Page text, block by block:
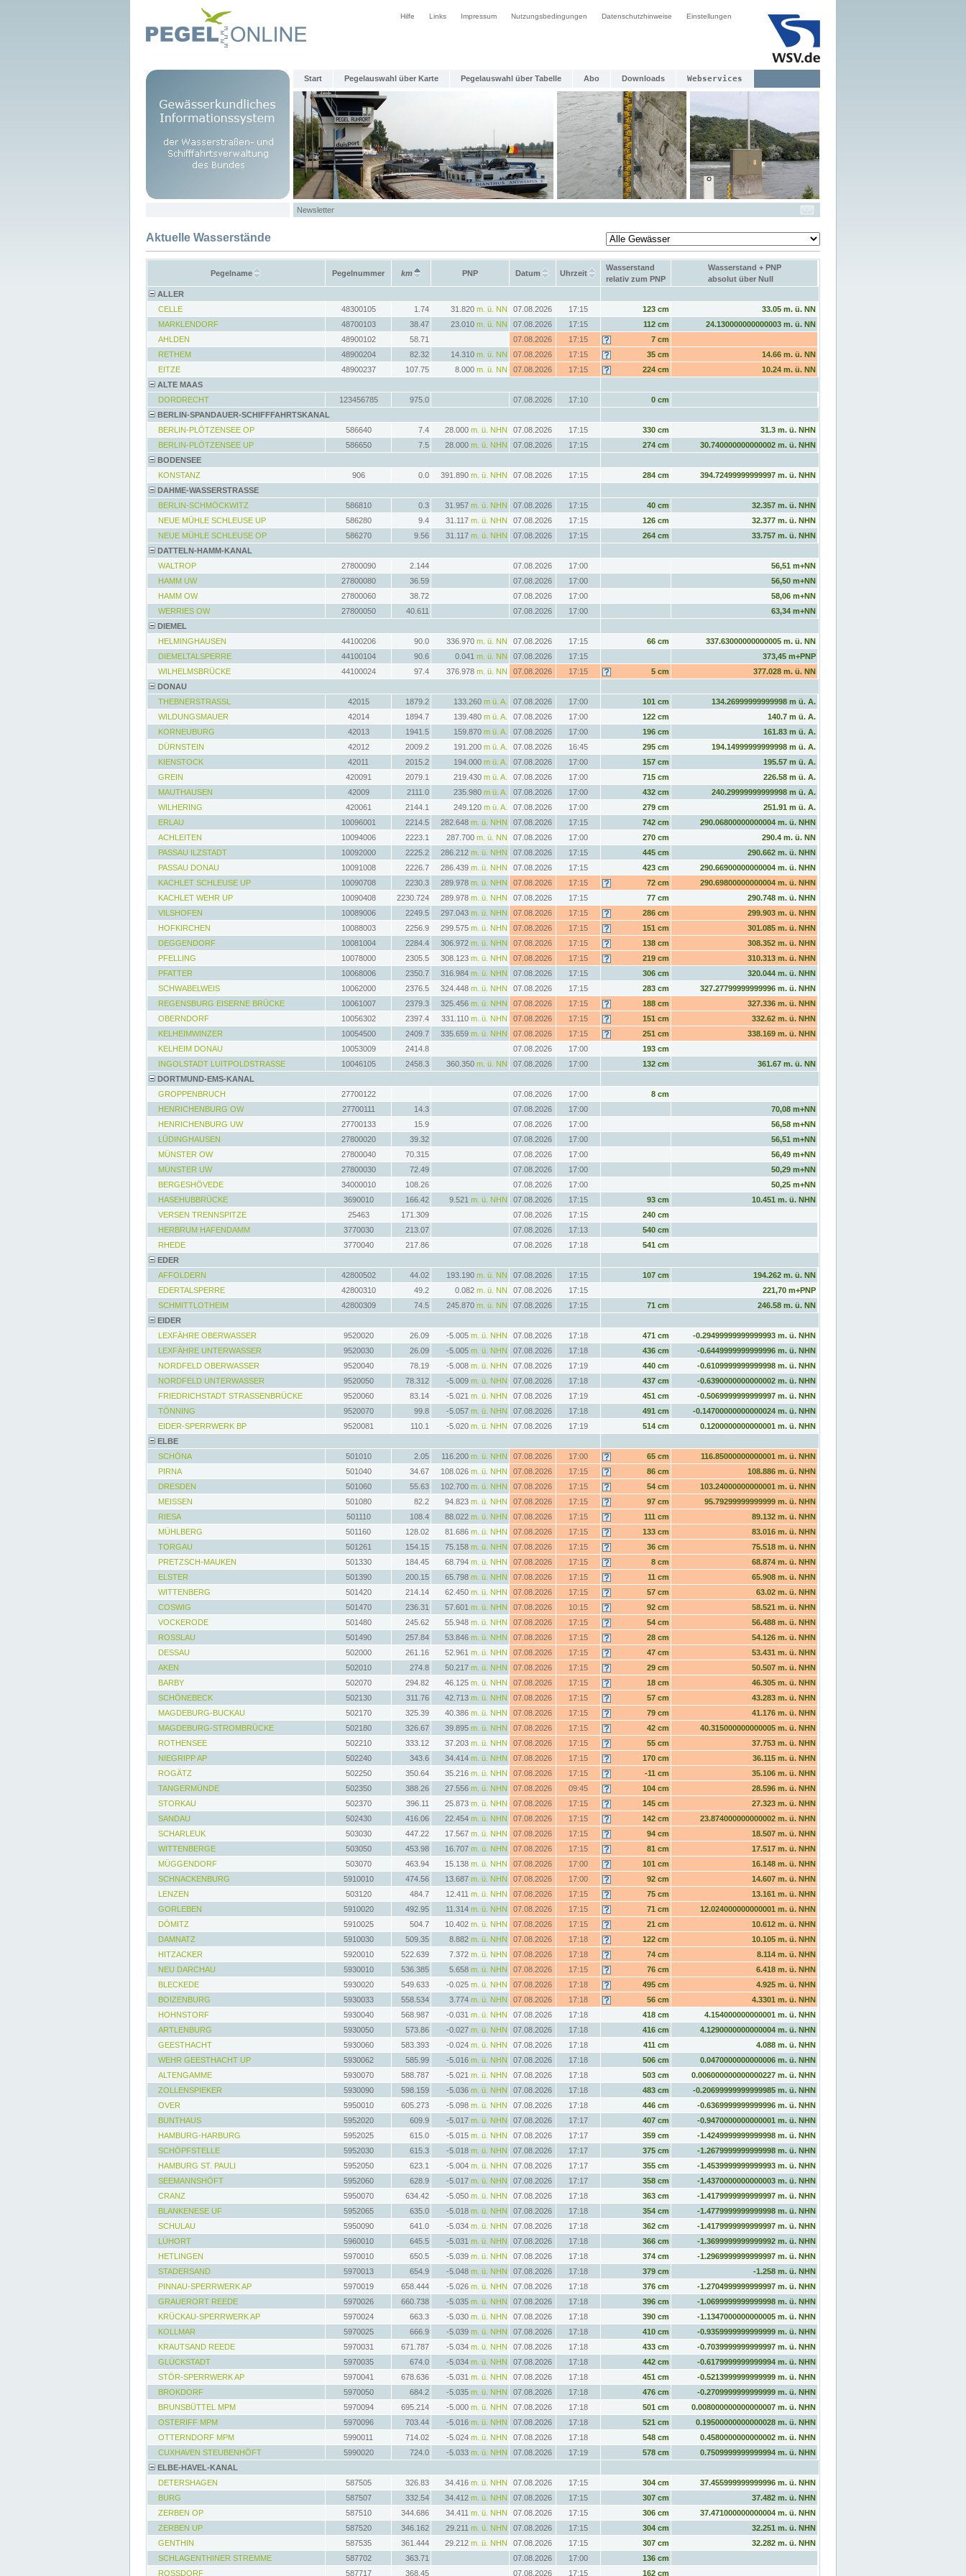
Hilfe Links Impressum Nutzungsbedingungen Datenschutzhinweise Einstellungen
Start Pegelauswahl über Karte Pegelauswahl über Tabelle Abo Downloads Webservices
Newsletter
Aktuelle Wasserstände
Pegelname Pegelnummer km PNP Datum Uhrzeit
Wasserstand
relativ zum PNP
Wasserstand + PNP
absolut über Null
ALLER
CELLE
48300105 1.74 31.820 m. ü. NN 07.08.2026 17:15 123 cm
33.05 m. ü. NN
MARKLENDORF
48700103 38.47 23.010 m. ü. NN 07.08.2026 17:15 112 cm
24.130000000000003 m. ü. NN
AHLDEN
48900102 58.71 07.08.2026 17:15
7 cm
RETHEM
48900204 82.32 14.310 m. ü. NN 07.08.2026 17:15 35 cm
14.66 m. ü. NN
EITZE
48900237 107.75 8.000 m. ü. NN 07.08.2026 17:15 224 cm
10.24 m. ü. NN
ALTE MAAS
DORDRECHT
123456785 975.0 07.08.2026 17:10
0 cm
BERLIN-SPANDAUER-SCHIFFFAHRTSKANAL
BERLIN-PLÖTZENSEE OP
586640 7.4 28.000 m. ü. NHN 07.08.2026 17:15 330 cm
31.3 m. ü. NHN
BERLIN-PLÖTZENSEE UP
586650 7.5 28.000 m. ü. NHN 07.08.2026 17:15 274 cm
30.740000000000002 m. ü. NHN
BODENSEE
KONSTANZ
906 0.0 391.890 m. ü. NHN 07.08.2026 17:15 284 cm
394.72499999999997 m. ü. NHN
DAHME-WASSERSTRASSE
BERLIN-SCHMÖCKWITZ
586810 0.3 31.957 m. ü. NHN 07.08.2026 17:15 40 cm
32.357 m. ü. NHN
NEUE MÜHLE SCHLEUSE UP
586280 9.4 31.117 m. ü. NHN 07.08.2026 17:15 126 cm
32.377 m. ü. NHN
NEUE MÜHLE SCHLEUSE OP
586270 9.56 31.117 m. ü. NHN 07.08.2026 17:15 264 cm
33.757 m. ü. NHN
DATTELN-HAMM-KANAL
WALTROP
27800090 2.144 07.08.2026 17:00
56,51 m+NN
HAMM UW
27800080 36.59 07.08.2026 17:00
56,50 m+NN
HAMM OW
27800060 38.72 07.08.2026 17:00
58,06 m+NN
WERRIES OW
27800050 40.611 07.08.2026 17:00
63,34 m+NN
DIEMEL
HELMINGHAUSEN
44100206 90.0 336.970 m. ü. NN 07.08.2026 17:15 66 cm
337.63000000000005 m. ü. NN
DIEMELTALSPERRE
44100104 90.6 0.041 m. ü. NN 07.08.2026 17:15
373,45 m+PNP
WILHELMSBRÜCKE
44100024 97.4 376.978 m. ü. NN 07.08.2026 17:15 5 cm
377.028 m. ü. NN
DONAU
THEBNERSTRASSL
42015 1879.2 133.260 m ü. A. 07.08.2026 17:00 101 cm
134.26999999999998 m ü. A.
WILDUNGSMAUER
42014 1894.7 139.480 m ü. A. 07.08.2026 17:00 122 cm
140.7 m ü. A.
KORNEUBURG
42013 1941.5 159.870 m ü. A. 07.08.2026 17:00 196 cm
161.83 m ü. A.
DÜRNSTEIN
42012 2009.2 191.200 m ü. A. 07.08.2026 16:45 295 cm
194.14999999999998 m ü. A.
KIENSTOCK
42011 2015.2 194.000 m ü. A. 07.08.2026 17:00 157 cm
195.57 m ü. A.
GREIN
420091 2079.1 219.430 m ü. A. 07.08.2026 17:00 715 cm
226.58 m ü. A.
MAUTHAUSEN
42009 2111.0 235.980 m ü. A. 07.08.2026 17:00 432 cm
240.29999999999998 m ü. A.
WILHERING
420061 2144.1 249.120 m ü. A. 07.08.2026 17:00 279 cm
251.91 m ü. A.
ERLAU
10096001 2214.5 282.648 m. ü. NHN 07.08.2026 17:15 742 cm
290.06800000000004 m. ü. NHN
ACHLEITEN
10094006 2223.1 287.700 m. ü. NN 07.08.2026 17:00 270 cm
290.4 m. ü. NN
PASSAU ILZSTADT
10092000 2225.2 286.212 m. ü. NHN 07.08.2026 17:15 445 cm
290.662 m. ü. NHN
PASSAU DONAU
10091008 2226.7 286.439 m. ü. NHN 07.08.2026 17:15 423 cm
290.66900000000004 m. ü. NHN
KACHLET SCHLEUSE UP
10090708 2230.3 289.978 m. ü. NHN 07.08.2026 17:15 72 cm
290.69800000000004 m. ü. NHN
KACHLET WEHR UP
10090408 2230.724 289.978 m. ü. NHN 07.08.2026 17:15 77 cm
290.748 m. ü. NHN
VILSHOFEN
10089006 2249.5 297.043 m. ü. NHN 07.08.2026 17:15 286 cm
299.903 m. ü. NHN
HOFKIRCHEN
10088003 2256.9 299.575 m. ü. NHN 07.08.2026 17:15 151 cm
301.085 m. ü. NHN
DEGGENDORF
10081004 2284.4 306.972 m. ü. NHN 07.08.2026 17:15 138 cm
308.352 m. ü. NHN
PFELLING
10078000 2305.5 308.123 m. ü. NHN 07.08.2026 17:15 219 cm
310.313 m. ü. NHN
PFATTER
10068006 2350.7 316.984 m. ü. NHN 07.08.2026 17:15 306 cm
320.044 m. ü. NHN
SCHWABELWEIS
10062000 2376.5 324.448 m. ü. NHN 07.08.2026 17:15 283 cm
327.27799999999996 m. ü. NHN
REGENSBURG EISERNE BRÜCKE
10061007 2379.3 325.456 m. ü. NHN 07.08.2026 17:15 188 cm
327.336 m. ü. NHN
OBERNDORF
10056302 2397.4 331.110 m. ü. NHN 07.08.2026 17:15 151 cm
332.62 m. ü. NHN
KELHEIMWINZER
10054500 2409.7 335.659 m. ü. NHN 07.08.2026 17:15 251 cm
338.169 m. ü. NHN
KELHEIM DONAU
10053009 2414.8 07.08.2026 17:00
193 cm
INGOLSTADT LUITPOLDSTRASSE
10046105 2458.3 360.350 m. ü. NN 07.08.2026 17:00 132 cm
361.67 m. ü. NN
DORTMUND-EMS-KANAL
GROPPENBRUCH
27700122 07.08.2026 17:00
8 cm
HENRICHENBURG OW
27700111 14.3 07.08.2026 17:00
70,08 m+NN
HENRICHENBURG UW
27700133 15.9 07.08.2026 17:00
56,58 m+NN
LÜDINGHAUSEN
27800020 39.32 07.08.2026 17:00
56,51 m+NN
MÜNSTER OW
27800040 70.315 07.08.2026 17:00
56,49 m+NN
MÜNSTER UW
27800030 72.49 07.08.2026 17:00
50,29 m+NN
BERGESHÖVEDE
34000010 108.26 07.08.2026 17:00
50,25 m+NN
HASEHUBBRÜCKE
3690010 166.42 9.521 m. ü. NHN 07.08.2026 17:15 93 cm
10.451 m. ü. NHN
VERSEN TRENNSPITZE
25463 171.309 07.08.2026 17:15
240 cm
HERBRUM HAFENDAMM
3770030 213.07 07.08.2026 17:13
540 cm
RHEDE
3770040 217.86 07.08.2026 17:18
541 cm
EDER
AFFOLDERN
42800502 44.02 193.190 m. ü. NN 07.08.2026 17:15 107 cm
194.262 m. ü. NN
EDERTALSPERRE
42800310 49.2 0.082 m. ü. NN 07.08.2026 17:15
221,70 m+PNP
SCHMITTLOTHEIM
42800309 74.5 245.870 m. ü. NN 07.08.2026 17:15 71 cm
246.58 m. ü. NN
EIDER
LEXFÄHRE OBERWASSER
9520020 26.09 -5.005 m. ü. NHN 07.08.2026 17:18 471 cm
-0.29499999999999993 m. ü. NHN
LEXFÄHRE UNTERWASSER
9520030 26.09 -5.005 m. ü. NHN 07.08.2026 17:18 436 cm
-0.6449999999999996 m. ü. NHN
NORDFELD OBERWASSER
9520040 78.19 -5.008 m. ü. NHN 07.08.2026 17:19 440 cm
-0.6109999999999998 m. ü. NHN
NORDFELD UNTERWASSER
9520050 78.312 -5.009 m. ü. NHN 07.08.2026 17:18 437 cm
-0.6390000000000002 m. ü. NHN
FRIEDRICHSTADT STRASSENBRÜCKE
9520060 83.14 -5.021 m. ü. NHN 07.08.2026 17:19 451 cm
-0.5069999999999997 m. ü. NHN
TÖNNING
9520070 99.8 -5.057 m. ü. NHN 07.08.2026 17:18 491 cm
-0.14700000000000024 m. ü. NHN
EIDER-SPERRWERK BP
9520081 110.1 -5.020 m. ü. NHN 07.08.2026 17:19 514 cm
0.1200000000000001 m. ü. NHN
ELBE
SCHÖNA
501010 2.05 116.200 m. ü. NHN 07.08.2026 17:00 65 cm
116.85000000000001 m. ü. NHN
PIRNA
501040 34.67 108.026 m. ü. NHN 07.08.2026 17:15 86 cm
108.886 m. ü. NHN
DRESDEN
501060 55.63 102.700 m. ü. NHN 07.08.2026 17:15 54 cm
103.24000000000001 m. ü. NHN
MEISSEN
501080 82.2 94.823 m. ü. NHN 07.08.2026 17:15 97 cm
95.79299999999999 m. ü. NHN
RIESA
501110 108.4 88.022 m. ü. NHN 07.08.2026 17:15 111 cm
89.132 m. ü. NHN
MÜHLBERG
501160 128.02 81.686 m. ü. NHN 07.08.2026 17:15 133 cm
83.016 m. ü. NHN
TORGAU
501261 154.15 75.158 m. ü. NHN 07.08.2026 17:15 36 cm
75.518 m. ü. NHN
PRETZSCH-MAUKEN
501330 184.45 68.794 m. ü. NHN 07.08.2026 17:15 8 cm
68.874 m. ü. NHN
ELSTER
501390 200.15 65.798 m. ü. NHN 07.08.2026 17:15 11 cm
65.908 m. ü. NHN
WITTENBERG
501420 214.14 62.450 m. ü. NHN 07.08.2026 17:15 57 cm
63.02 m. ü. NHN
COSWIG
501470 236.31 57.601 m. ü. NHN 07.08.2026 10:15 92 cm
58.521 m. ü. NHN
VOCKERODE
501480 245.62 55.948 m. ü. NHN 07.08.2026 17:15 54 cm
56.488 m. ü. NHN
ROSSLAU
501490 257.84 53.846 m. ü. NHN 07.08.2026 17:15 28 cm
54.126 m. ü. NHN
DESSAU
502000 261.16 52.961 m. ü. NHN 07.08.2026 17:15 47 cm
53.431 m. ü. NHN
AKEN
502010 274.8 50.217 m. ü. NHN 07.08.2026 17:15 29 cm
50.507 m. ü. NHN
BARBY
502070 294.82 46.125 m. ü. NHN 07.08.2026 17:15 18 cm
46.305 m. ü. NHN
SCHÖNEBECK
502130 311.76 42.713 m. ü. NHN 07.08.2026 17:15 57 cm
43.283 m. ü. NHN
MAGDEBURG-BUCKAU
502170 325.39 40.386 m. ü. NHN 07.08.2026 17:15 79 cm
41.176 m. ü. NHN
MAGDEBURG-STROMBRÜCKE
502180 326.67 39.895 m. ü. NHN 07.08.2026 17:15 42 cm
40.315000000000005 m. ü. NHN
ROTHENSEE
502210 333.12 37.203 m. ü. NHN 07.08.2026 17:15 55 cm
37.753 m. ü. NHN
NIEGRIPP AP
502240 343.6 34.414 m. ü. NHN 07.08.2026 17:15 170 cm
36.115 m. ü. NHN
ROGÄTZ
502250 350.64 35.216 m. ü. NHN 07.08.2026 17:15 -11 cm
35.106 m. ü. NHN
TANGERMÜNDE
502350 388.26 27.556 m. ü. NHN 07.08.2026 09:45 104 cm
28.596 m. ü. NHN
STORKAU
502370 396.11 25.873 m. ü. NHN 07.08.2026 17:15 145 cm
27.323 m. ü. NHN
SANDAU
502430 416.06 22.454 m. ü. NHN 07.08.2026 17:15 142 cm
23.874000000000002 m. ü. NHN
SCHARLEUK
503030 447.22 17.567 m. ü. NHN 07.08.2026 17:15 94 cm
18.507 m. ü. NHN
WITTENBERGE
503050 453.98 16.707 m. ü. NHN 07.08.2026 17:15 81 cm
17.517 m. ü. NHN
MÜGGENDORF
503070 463.94 15.138 m. ü. NHN 07.08.2026 17:00 101 cm
16.148 m. ü. NHN
SCHNACKENBURG
5910010 474.56 13.687 m. ü. NHN 07.08.2026 17:00 92 cm
14.607 m. ü. NHN
LENZEN
503120 484.7 12.411 m. ü. NHN 07.08.2026 17:15 75 cm
13.161 m. ü. NHN
GORLEBEN
5910020 492.95 11.314 m. ü. NHN 07.08.2026 17:15 71 cm
12.024000000000001 m. ü. NHN
DÖMITZ
5910025 504.7 10.402 m. ü. NHN 07.08.2026 17:15 21 cm
10.612 m. ü. NHN
DAMNATZ
5910030 509.35 8.882 m. ü. NHN 07.08.2026 17:18 122 cm
10.105 m. ü. NHN
HITZACKER
5920010 522.639 7.372 m. ü. NHN 07.08.2026 17:18 74 cm
8.114 m. ü. NHN
NEU DARCHAU
5930010 536.385 5.658 m. ü. NHN 07.08.2026 17:15 76 cm
6.418 m. ü. NHN
BLECKEDE
5930020 549.633 -0.025 m. ü. NHN 07.08.2026 17:18 495 cm
4.925 m. ü. NHN
BOIZENBURG
5930033 558.534 3.774 m. ü. NHN 07.08.2026 17:18 56 cm
4.3301 m. ü. NHN
HOHNSTORF
5930040 568.987 -0.031 m. ü. NHN 07.08.2026 17:18 418 cm
4.154000000000001 m. ü. NHN
ARTLENBURG
5930050 573.86 -0.027 m. ü. NHN 07.08.2026 17:18 416 cm
4.1290000000000004 m. ü. NHN
GEESTHACHT
5930060 583.393 -0.024 m. ü. NHN 07.08.2026 17:18 411 cm
4.088 m. ü. NHN
WEHR GEESTHACHT UP
5930062 585.99 -5.016 m. ü. NHN 07.08.2026 17:18 506 cm
0.0470000000000006 m. ü. NHN
ALTENGAMME
5930070 588.787 -5.021 m. ü. NHN 07.08.2026 17:18 503 cm
0.006000000000000227 m. ü. NHN
ZOLLENSPIEKER
5930090 598.159 -5.036 m. ü. NHN 07.08.2026 17:18 483 cm
-0.20699999999999985 m. ü. NHN
OVER
5950010 605.273 -5.098 m. ü. NHN 07.08.2026 17:18 446 cm
-0.6369999999999996 m. ü. NHN
BUNTHAUS
5952020 609.9 -5.017 m. ü. NHN 07.08.2026 17:17 407 cm
-0.9470000000000001 m. ü. NHN
HAMBURG-HARBURG
5952025 615.0 -5.015 m. ü. NHN 07.08.2026 17:17 359 cm
-1.4249999999999998 m. ü. NHN
SCHÖPFSTELLE
5952030 615.3 -5.018 m. ü. NHN 07.08.2026 17:17 375 cm
-1.2679999999999998 m. ü. NHN
HAMBURG ST. PAULI
5952050 623.1 -5.004 m. ü. NHN 07.08.2026 17:17 355 cm
-1.4539999999999993 m. ü. NHN
SEEMANNSHÖFT
5952060 628.9 -5.017 m. ü. NHN 07.08.2026 17:17 358 cm
-1.4370000000000003 m. ü. NHN
CRANZ
5950070 634.42 -5.050 m. ü. NHN 07.08.2026 17:18 363 cm
-1.4179999999999997 m. ü. NHN
BLANKENESE UF
5952065 635.0 -5.018 m. ü. NHN 07.08.2026 17:18 354 cm
-1.4779999999999998 m. ü. NHN
SCHULAU
5950090 641.0 -5.034 m. ü. NHN 07.08.2026 17:18 362 cm
-1.4179999999999997 m. ü. NHN
LÜHORT
5960010 645.5 -5.031 m. ü. NHN 07.08.2026 17:18 366 cm
-1.3699999999999992 m. ü. NHN
HETLINGEN
5970010 650.5 -5.039 m. ü. NHN 07.08.2026 17:18 374 cm
-1.2969999999999997 m. ü. NHN
STADERSAND
5970013 654.9 -5.048 m. ü. NHN 07.08.2026 17:18 379 cm
-1.258 m. ü. NHN
PINNAU-SPERRWERK AP
5970019 658.444 -5.026 m. ü. NHN 07.08.2026 17:18 376 cm
-1.2704999999999997 m. ü. NHN
GRAUERORT REEDE
5970026 660.738 -5.035 m. ü. NHN 07.08.2026 17:18 396 cm
-1.0699999999999998 m. ü. NHN
KRÜCKAU-SPERRWERK AP
5970024 663.3 -5.030 m. ü. NHN 07.08.2026 17:18 390 cm
-1.1347000000000005 m. ü. NHN
KOLLMAR
5970025 666.9 -5.039 m. ü. NHN 07.08.2026 17:18 410 cm
-0.9359999999999999 m. ü. NHN
KRAUTSAND REEDE
5970031 671.787 -5.034 m. ü. NHN 07.08.2026 17:18 433 cm
-0.7039999999999997 m. ü. NHN
GLÜCKSTADT
5970035 674.0 -5.034 m. ü. NHN 07.08.2026 17:18 442 cm
-0.6179999999999994 m. ü. NHN
STÖR-SPERRWERK AP
5970041 678.636 -5.031 m. ü. NHN 07.08.2026 17:18 451 cm
-0.5213999999999999 m. ü. NHN
BROKDORF
5970050 684.2 -5.035 m. ü. NHN 07.08.2026 17:18 476 cm
-0.2709999999999999 m. ü. NHN
BRUNSBÜTTEL MPM
5970094 695.214 -5.000 m. ü. NHN 07.08.2026 17:18 501 cm
0.008000000000000007 m. ü. NHN
OSTERIFF MPM
5970096 703.44 -5.016 m. ü. NHN 07.08.2026 17:18 521 cm
0.19500000000000028 m. ü. NHN
OTTERNDORF MPM
5990011 714.02 -5.024 m. ü. NHN 07.08.2026 17:18 548 cm
0.4580000000000002 m. ü. NHN
CUXHAVEN STEUBENHÖFT
5990020 724.0 -5.033 m. ü. NHN 07.08.2026 17:19 578 cm
0.7509999999999994 m. ü. NHN
ELBE-HAVEL-KANAL
DETERSHAGEN
587505 326.83 34.416 m. ü. NHN 07.08.2026 17:15 304 cm
37.455999999999996 m. ü. NHN
BURG
587507 332.54 34.412 m. ü. NHN 07.08.2026 17:15 307 cm
37.482 m. ü. NHN
ZERBEN OP
587510 344.686 34.411 m. ü. NHN 07.08.2026 17:15 306 cm
37.471000000000004 m. ü. NHN
ZERBEN UP
587520 346.162 29.211 m. ü. NHN 07.08.2026 17:15 304 cm
32.251 m. ü. NHN
GENTHIN
587535 361.444 29.212 m. ü. NHN 07.08.2026 17:15 307 cm
32.282 m. ü. NHN
SCHLAGENTHINER STREMME
587702 363.71 07.08.2026 17:00
136 cm
ROSSDORF
587717 368.45 07.08.2026 17:15 162 cm